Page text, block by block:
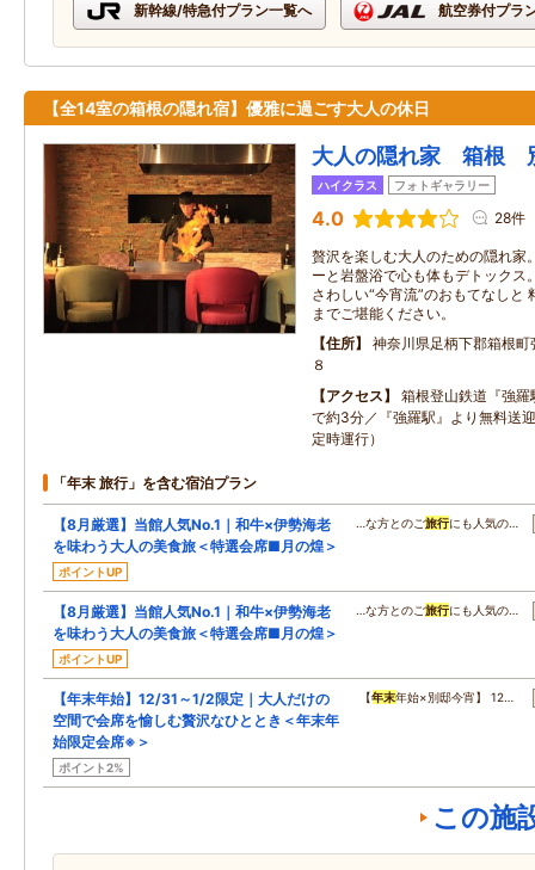
新幹線/特急付プラン一覧へ 航空券付プラ
【全14室の箱根の隠れ宿】優雅に過ごす大人の休日
大人の隠れ家 箱根
ハイクラス フォトギャラリー
4.0 28件
贅沢を楽しむ大人のための隠れ家
ーと岩盤浴で心も体もデトックス
さわしい“今宵流”のおもてなしと
までご堪能ください。
住所
神奈川県足柄下郡箱根
８
アクセス
箱根登山鉄道『強
で約3分／『強羅駅』より無料送
定時運行）
「年末 旅行」を含む宿泊プラン
【8月厳選】当館人気No.1｜和牛×伊勢海老
を味わう大人の美食旅＜特選会席■月の煌＞
ポイントUP
…な方とのご旅行にも人気の…
【8月厳選】当館人気No.1｜和牛×伊勢海老
を味わう大人の美食旅＜特選会席■月の煌＞
ポイントUP
…な方とのご旅行にも人気の…
【年末年始】12/31～1/2限定｜大人だけの
空間で会席を愉しむ贅沢なひととき＜年末年
始限定会席※＞
ポイント2%
【年末年始×別邸今宵】 12…
この施